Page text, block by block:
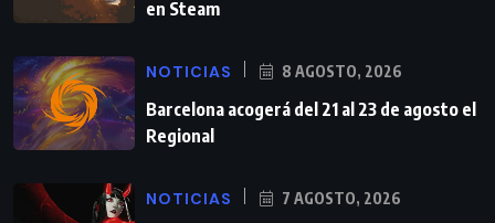
en Steam
NOTICIAS 8 AGOSTO, 2026
Barcelona acogerá del 21 al 23 de agosto el
Regional
NOTICIAS 7 AGOSTO, 2026